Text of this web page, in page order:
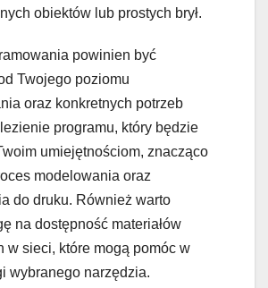
obiektów lub prostych brył.
powinien być
Twojego poziomu
oraz konkretnych potrzeb
programu, który będzie
umiejętnościom, znacząco
modelowania oraz
do druku. Również warto
na dostępność materiałów
w sieci, które mogą pomóc w
wybranego narzędzia.